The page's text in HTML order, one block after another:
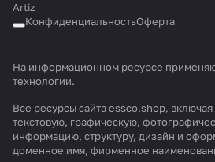
Artiz
КонфиденциальностьОферта
На информационном ресурсе
технологии.
Все ресурсы сайта essco.shop,
текстовую, графическую,
информацию, структуру, дизайн и
доменное имя, фирменное